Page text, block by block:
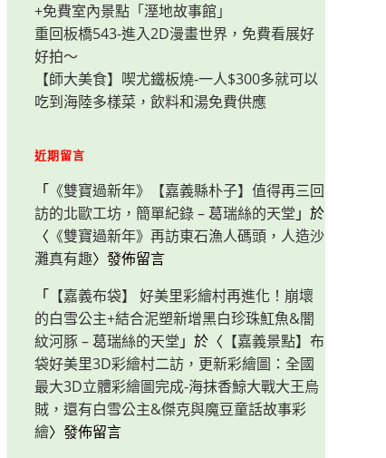
+免費室內景點「溼地故事館」
重回板橋543-進入2D漫畫世界，免費看展好
好拍～
【師大美食】喫尤鐵板燒-一人$300多就可以
吃到海陸多樣菜，飲料和湯免費供應
近期留言
「 《雙寶過新年》【嘉義縣朴子】值得再三回
訪的北歐工坊，簡單紀錄 – 葛瑞絲的天堂 」於
〈 《雙寶過新年》再訪東石漁人碼頭，人造沙
灘真有趣〉發佈留言
「 【嘉義布袋】 好美里彩繪村再進化！崩壞
的白雪公主+結合泥塑新增黑白珍珠魟魚&闇
紋河豚 – 葛瑞絲的天堂 」於〈 【嘉義景點】布
袋好美里3D彩繪村二訪，更新彩繪圖：全國
最大3D立體彩繪圖完成-海抹香鯨大戰大王烏
賊，還有白雪公主&傑克與魔豆童話故事彩
繪〉發佈留言